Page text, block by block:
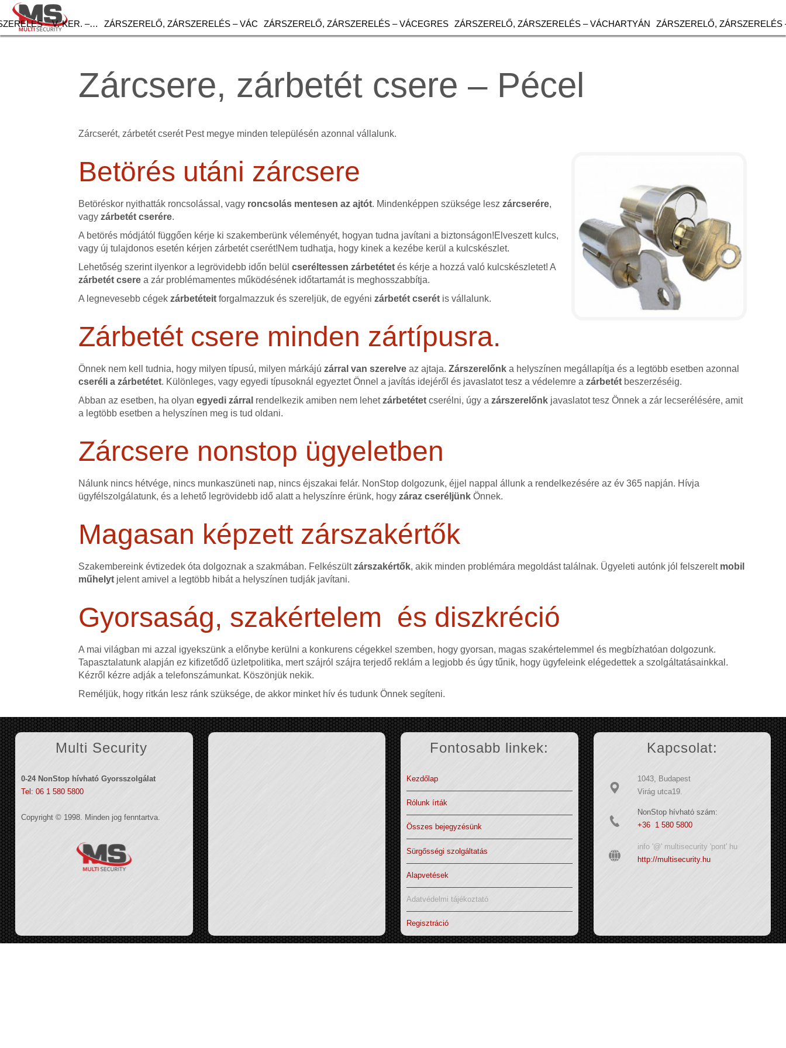
– V. KER. –… ZÁRSZERELŐ, ZÁRSZERELÉS – VÁC ZÁRSZERELŐ, ZÁRSZERELÉS – VÁCEGRES ZÁRSZERELŐ, ZÁRSZERELÉS – VÁCHARTYÁN ZÁRSZERELŐ, ZÁRSZERELÉS
Zárcsere, zárbetét csere – Pécel
Zárcserét, zárbetét cserét Pest megye minden településén azonnal vállalunk.
Betörés utáni zárcsere
Betöréskor nyithatták roncsolással, vagy roncsolás mentesen az ajtót. Mindenképpen szüksége leszzárcserére,
vagy zárbetét cserére.
A betörés módjától függően kérje ki szakemberünk véleményét, hogyan tudna javítani a biztonságon!Elveszett kulcs,
vagy új tulajdonos esetén kérjen zárbetét cserét!Nem tudhatja, hogy kinek a kezébe kerül a kulcskészlet.
Lehetőség szerint ilyenkor a legrövidebb időn belülcseréltessen zárbetétet és kérje a hozzá való kulcskészletet! A
zárbetét csere a zár problémamentes működésének időtartamát is meghosszabbítja.
A legnevesebb cégekzárbetéteit forgalmazzuk és szereljük, de egyénizárbetét cserét is vállalunk.
Zárbetét csere minden zártípusra.
Önnek nem kell tudnia, hogy milyen típusú, milyen márkájúzárral van szerelve az ajtaja.Zárszerelőnk a helyszínen megállapítja és a legtöbb esetben azonnal
cseréli a zárbetétet. Különleges, vagy egyedi típusoknál egyeztet Önnel a javítás idejéről és javaslatot tesz a védelemre azárbetét beszerzéséig.
Abban az esetben, ha olyanegyedi zárral rendelkezik amiben nem lehetzárbetétet cserélni, úgy a zárszerelőnk javaslatot tesz Önnek a zár lecserélésére, amit
a legtöbb esetben a helyszínen meg is tud oldani.
Zárcsere nonstop ügyeletben
Nálunk nincs hétvége, nincs munkaszüneti nap, nincs éjszakai felár. NonStop dolgozunk, éjjel nappal állunk a rendelkezésére az év 365 napján. Hívja
ügyfélszolgálatunk, és a lehető legrövidebb idő alatt a helyszínre érünk, hogyzáraz cseréljünk Önnek.
Magasan képzett zárszakértők
Szakembereink évtizedek óta dolgoznak a szakmában. Felkészültzárszakértők, akik minden problémára megoldást találnak. Ügyeleti autónk jól felszerelt mobil
műhelyt jelent amivel a legtöbb hibát a helyszínen tudják javítani.
Gyorsaság, szakértelem és diszkréció
A mai világban mi azzal igyekszünk a előnybe kerülni a konkurens cégekkel szemben, hogy gyorsan, magas szakértelemmel és megbízhatóan dolgozunk.
Tapasztalatunk alapján ez kifizetődő üzletpolitika, mert szájról szájra terjedő reklám a legjobb és úgy tűnik, hogy ügyfeleink elégedettek a szolgáltatásainkkal.
Kézről kézre adják a telefonszámunkat. Köszönjük nekik.
Reméljük, hogy ritkán lesz ránk szüksége, de akkor minket hív és tudunk Önnek segíteni.
Multi Security
0-24 NonStop hívható Gyorsszolgálat
Tel: 06 1 580 5800
Copyright © 1998. Minden jog fenntartva.
Fontosabb linkek:
Kezdőlap
Rólunk írták
Összes bejegyzésünk
Sürgősségi szolgáltatás
Alapvetések
Adatvédelmi tájékoztató
Regisztráció
Kapcsolat:
1043, Budapest
Virág utca19.
NonStop hívható szám:
+36 1 580 5800
info '@' multisecurity 'pont' hu
http://multisecurity.hu